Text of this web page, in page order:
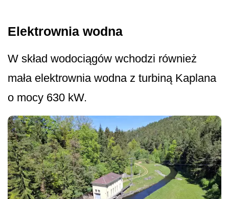
Elektrownia wodna
W skład wodociągów wchodzi również
mała elektrownia wodna z turbiną Kaplana
o mocy 630 kW.